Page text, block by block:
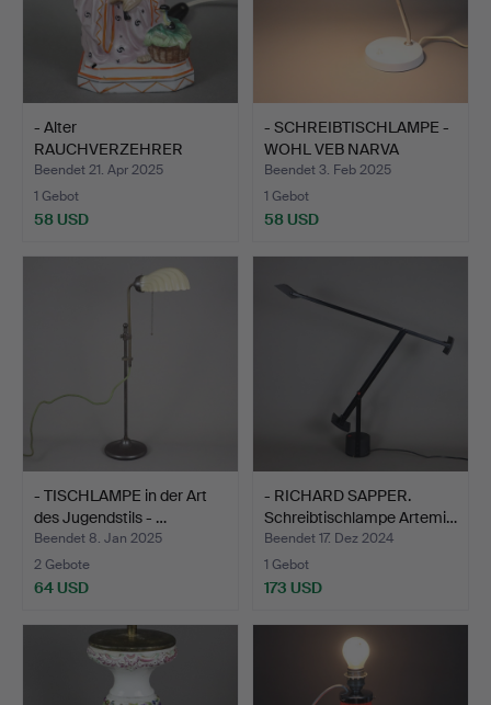
- Alter
RAUCHVERZEHRER
„Schlangenbeschwöre…
Beendet 21. Apr 2025
1 Gebot
58 USD
- SCHREIBTISCHLAMPE -
WOHL VEB NARVA
LEUCH…
Beendet 3. Feb 2025
1 Gebot
58 USD
- TISCHLAMPE in der Art
des Jugendstils - …
Beendet 8. Jan 2025
2 Gebote
64 USD
- RICHARD SAPPER.
Schreibtischlampe Artemi…
Beendet 17. Dez 2024
1 Gebot
173 USD